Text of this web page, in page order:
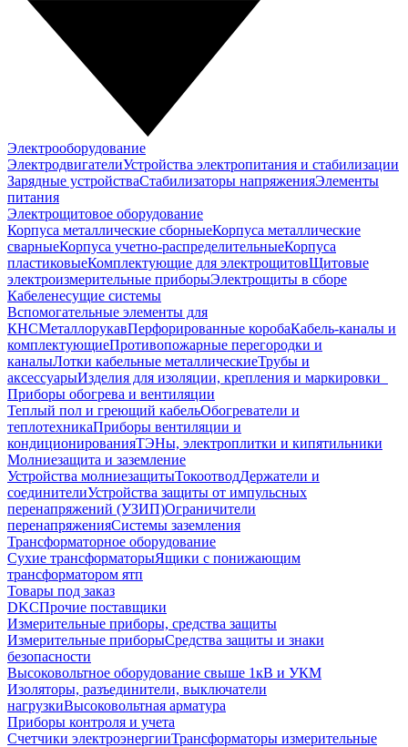
Электрооборудование
ЭлектродвигателиУстройства электропитания и стабилизации
Зарядные устройстваСтабилизаторы напряженияЭлементы
питания
Электрощитовое оборудование
Корпуса металлические сборныеКорпуса металлические
сварныеКорпуса учетно-распределительныеКорпуса
пластиковыеКомплектующие для электрощитовЩитовые
электроизмерительные приборыЭлектрощиты в сборе
Кабеленесущие системы
Вспомогательные элементы для
КНСМеталлорукавПерфорированные коробаКабель-каналы и
комплектующиеПротивопожарные перегородки и
каналыЛотки кабельные металлическиеТрубы и
аксессуарыИзделия для изоляции, крепления и маркировки
Приборы обогрева и вентиляции
Теплый пол и греющий кабельОбогреватели и
теплотехникаПриборы вентиляции и
кондиционированияТЭНы, электроплитки и кипятильники
Молниезащита и заземление
Устройства молниезащитыТокоотводДержатели и
соединителиУстройства защиты от импульсных
перенапряжений (УЗИП)Ограничители
перенапряженияСистемы заземления
Трансформаторное оборудование
Сухие трансформаторыЯщики с понижающим
трансформатором ятп
Товары под заказ
DKCПрочие поставщики
Измерительные приборы, средства защиты
Измерительные приборыСредства защиты и знаки
безопасности
Высоковольтное оборудование свыше 1кВ и УКМ
Изоляторы, разъединители, выключатели
нагрузкиВысоковольтная арматура
Приборы контроля и учета
Счетчики электроэнергииТрансформаторы измерительные